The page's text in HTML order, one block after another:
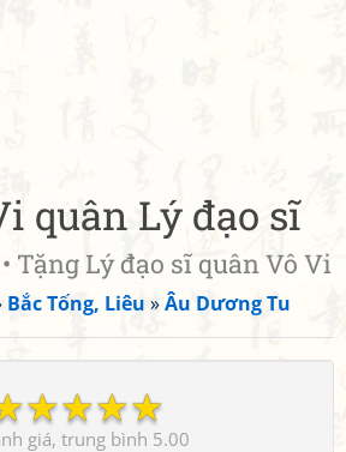
quân Lý đạo sĩ
Tặng Lý đạo sĩ quân Vô Vi
Bắc Tống, Liêu »Âu Dương Tu
☆
☆
☆
☆
5.00